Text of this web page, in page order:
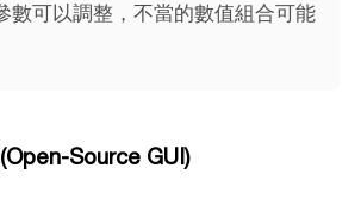
數可以調整，不當的數值組合可能
Source GUI)